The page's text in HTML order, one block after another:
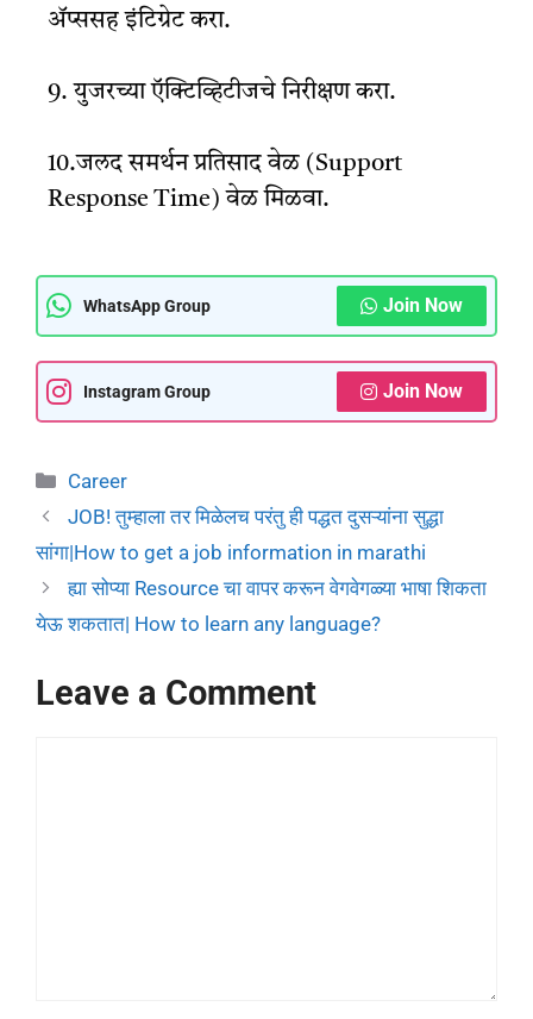
ॲप्ससह इंटिग्रेट करा.
9. युजरच्या ऍक्टिव्हिटीजचे निरीक्षण करा.
10.जलद समर्थन प्रतिसाद वेळ (Support
Response Time) वेळ मिळवा.
WhatsApp Group Join Now
Instagram Group Join Now
Career
JOB! तुम्हाला तर मिळेलच परंतु ही पद्धत दुसऱ्यांना सुद्धा
सांगा|How to get a job information in marathi
ह्या सोप्या Resource चा वापर करून वेगवेगळ्या भाषा शिकता
येऊ शकतात| How to learn any language?
Leave a Comment